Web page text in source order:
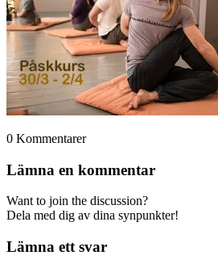
0 Kommentarer
Lämna en kommentar
Want to join the discussion?
Dela med dig av dina synpunkter!
Lämna ett svar